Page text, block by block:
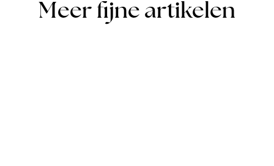
Meer fijne artikelen